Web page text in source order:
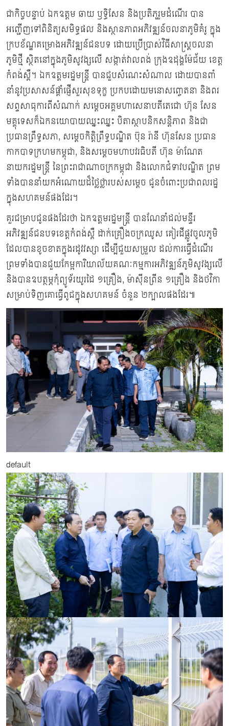
ជាកិច្ចបន្ទាប់ ឯកឧត្ដម ឆាយ ឫទ្ធិសែន និងប្រតិភូរួមដំណើរ បាន
អញ្ជើញទៅពិនិត្យសមិទ្ធផល និងស្ថានភាពអភិវឌ្ឍន៍ចលនាភូមិគំរូ ក្នុង
ក្របខ័ណ្ឌគម្រោងអភិវឌ្ឍន៍ជនបទ ដោយប្រើប្រាស់វិធីសាស្រ្ដចលនា
ភូមិថ្មី ស្ថិតនៅក្នុងភូមិសូវង្សលើ សង្កាត់វាលពង់ ក្រុងឧដុង្គម៉ែជ័យ ខេត្ត
កំពង់ស្ពឺ។ ឯកឧត្តមរដ្ឋមន្ដ្រី បានជួបសំណេះសំណាល ដោយបានពាំ
នាំនូវប្រសាសន៍ផ្ដាំផ្ញើសួរសុខទុក្ខ ប្រកបដោយមនោសញ្ចេតនា និងពរ
សព្ទសាធុការពីសំណាក់ សម្ដេចអគ្គមហាសេនាបតីតេជោ ហ៊ុន សែន
មគ្គុទេសក៏ឯកនយោបាយឈ្នះឈ្នះ បិតាស្ថាបនិកសន្តិភាព និងជា
ប្រធានព្រឹទ្ធសភា, សម្តេចកិត្តិព្រឹទ្ធបណ្ឌិត ប៊ុន រ៉ានី ហ៊ុនសែន ប្រធាន
កាកបាទក្រហមកម្ពុជា, និងសម្ដេចមហាបវរធិបតី ហ៊ុន ម៉ាណែត
នាយករដ្ឋមន្ត្រី នៃព្រះរាជាណាចក្រកម្ពុជា និងលោកជំទាវបណ្ឌិត ព្រម
ទាំងបាននាំយកអំណោយដ៏ថ្លៃថ្លារបស់សម្ដេច ជូនចំពោះប្រជាពលរដ្ឋ
ក្នុងសហគមន៍ផងដែរ។
គួរជម្រាបជូនផងដែរថា ឯកឧត្តមរដ្ឋមន្ដ្រី បានណែនាំដល់មន្ទីរ
អភិវឌ្ឍន៍ជនបទខេត្តកំពង់ស្ពឺ ដាក់គ្រឿងចក្រឈូស គៀរដីផ្លូវចូលភូមិ
ដែលបានខូចខាតក្នុងរដូវវស្សា ដើម្បីជួយសម្រួល ដល់ការធ្វើដំណើរ
ព្រមទាំងបានជួយកែម្អការិយាល័យគណៈកម្មការអភិវឌ្ឍន៍ភូមិសូវង្សលើ
និងបានឧបត្ថម្ភកុំព្យូទ័រយូរដៃ ១គ្រឿង, ម៉ាស៊ីនព្រីន ១គ្រឿង និងថវិកា
សម្រាប់ទិញគោធ្វើពូជក្នុងសហគមន៍ ចំនួន ២ក្បាលផងដែរ៕
default